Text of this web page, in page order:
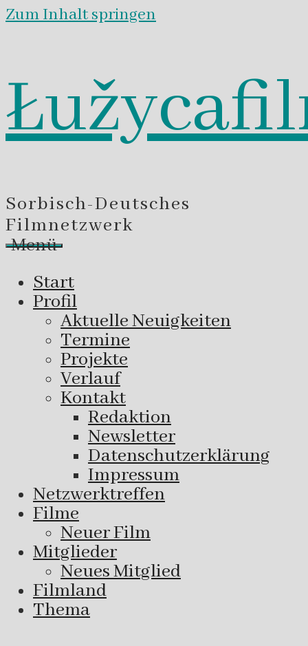
Zum Inhalt springen
Sorbisch-Deutsches
Filmnetzwerk
Menü
Start
Profil
Aktuelle Neuigkeiten
Termine
Projekte
Verlauf
Kontakt
Redaktion
Newsletter
Datenschutzerklärung
Impressum
Netzwerktreffen
Filme
Neuer Film
Mitglieder
Neues Mitglied
Filmland
Thema